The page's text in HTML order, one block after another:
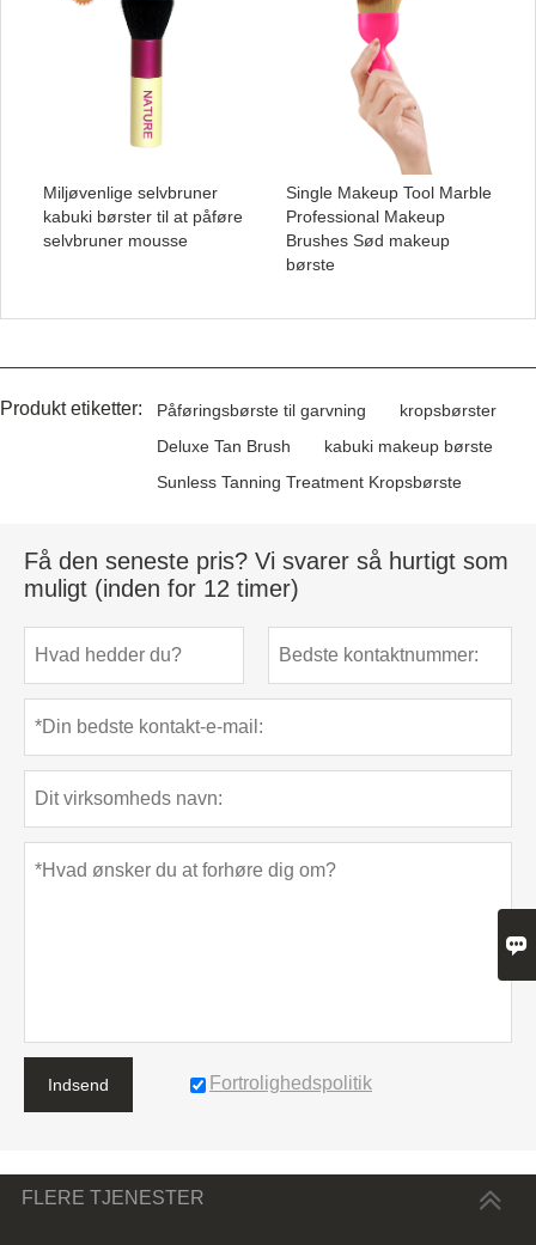
Miljøvenlige selvbruner
kabuki børster til at påføre
selvbruner mousse
Single Makeup Tool Marble
Professional Makeup
Brushes Sød makeup
børste
Produkt etiketter: Påføringsbørste til garvning
kropsbørster
Deluxe Tan Brush
kabuki makeup børste
Sunless Tanning Treatment Kropsbørste
Få den seneste pris? Vi svarer så hurtigt som
muligt (inden for 12 timer)
Indsend Fortrolighedspolitik
FLERE TJENESTER
